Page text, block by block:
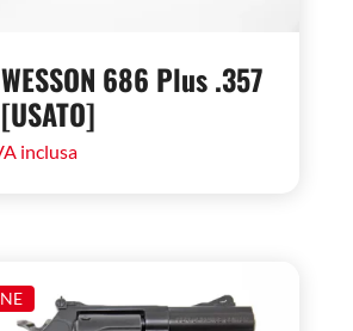
686 Plus .357
inclusa